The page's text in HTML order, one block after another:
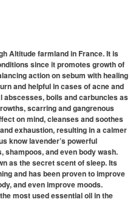
Altitude farmland in France. It is
since it promotes growth of
action on sebum with healing
and helpful in cases of acne and
abscesses, boils and carbuncles as
scarring and gangrenous
on mind, cleanses and soothes
exhaustion, resulting in a calmer
know lavender’s powerful
shampoos, and even body wash.
as the secret scent of sleep. Its
and has been proven to improve
and even improve moods.
most used essential oil in the